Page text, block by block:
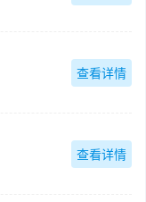
查看详情
查看详情